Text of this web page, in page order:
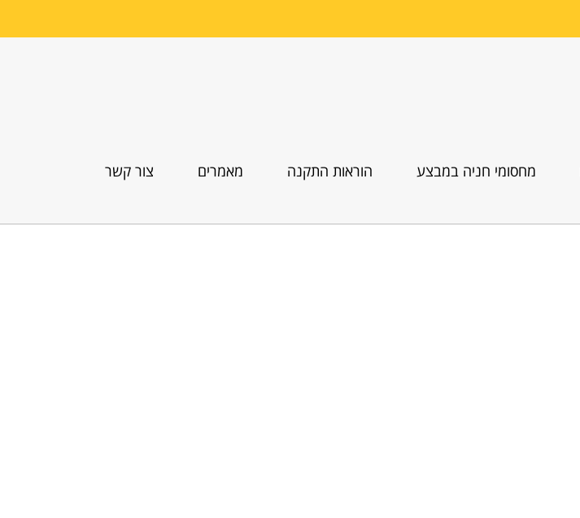
מחסומי חניה במבצע הוראות התקנה מאמרים צור קשר